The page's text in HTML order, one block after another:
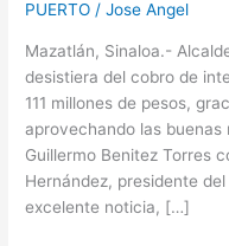
PUERTO /Jose Angel
Mazatlán, Sinaloa.-
desistiera del cobro de
111 millones de pesos,
aprovechando las
Guillermo Benitez Torres
Hernández, presidente
excelente noticia, […]
de
MDP
en
caso
NAFTA